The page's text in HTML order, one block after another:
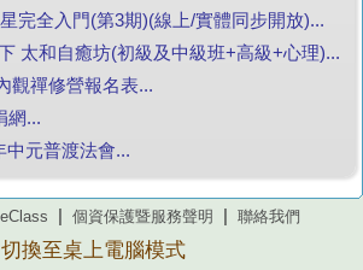
完全入門(第3期)(線上/實體同步開放)...
太和自癒坊(初級及中級班+高級+心理)...
觀禪修營報名表...
網...
中元普渡法會...
個資保護暨服務聲明 聯絡我們
切換至桌上電腦模式